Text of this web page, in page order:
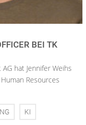
BEI TK
hat Jennifer Weihs
Resources
KI